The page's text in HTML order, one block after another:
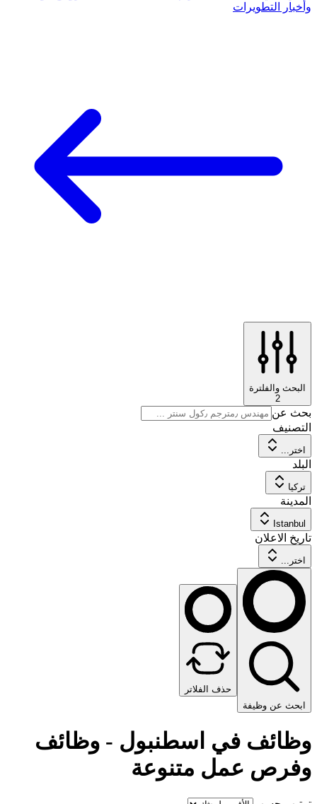
وأخبار التطويرات
البحث والفلترة
2
بحث عن
التصنيف
اختر...
البلد
تركيا
المدينة
Istanbul
تاريخ الاعلان
اختر...
ابحث عن وظيفة
حذف الفلاتر
وظائف في اسطنبول - وظائف
وفرص عمل متنوعة